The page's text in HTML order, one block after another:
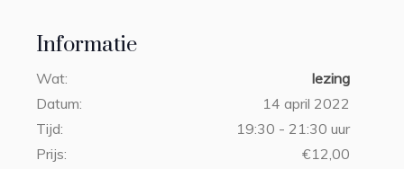
Informatie
Wat:
lezing
Datum:
14 april 2022
Tijd:
19:30 - 21:30 uur
Prijs:
€12,00